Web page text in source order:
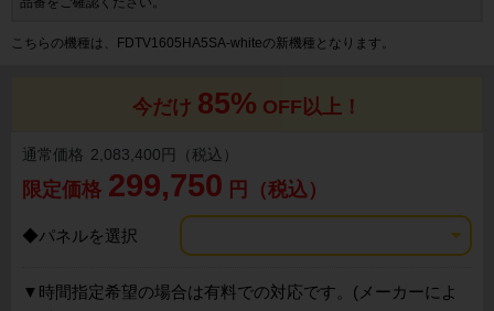
こちらの機種は、FDTV1605HA5SA-whiteの新機種となります。
今だけ 85% OFF以上！
通常価格 2,083,400円（税込）
限定価格 299,750 円（税込）
◆パネルを選択
▼ 時間指定希望の場合は有料での対応です。(メーカーによ